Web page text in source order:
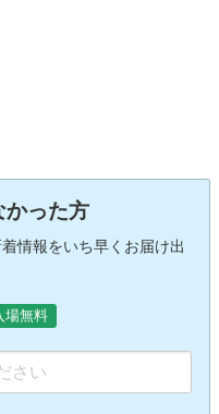
かった方
情報をいち早くお届け出
場無料